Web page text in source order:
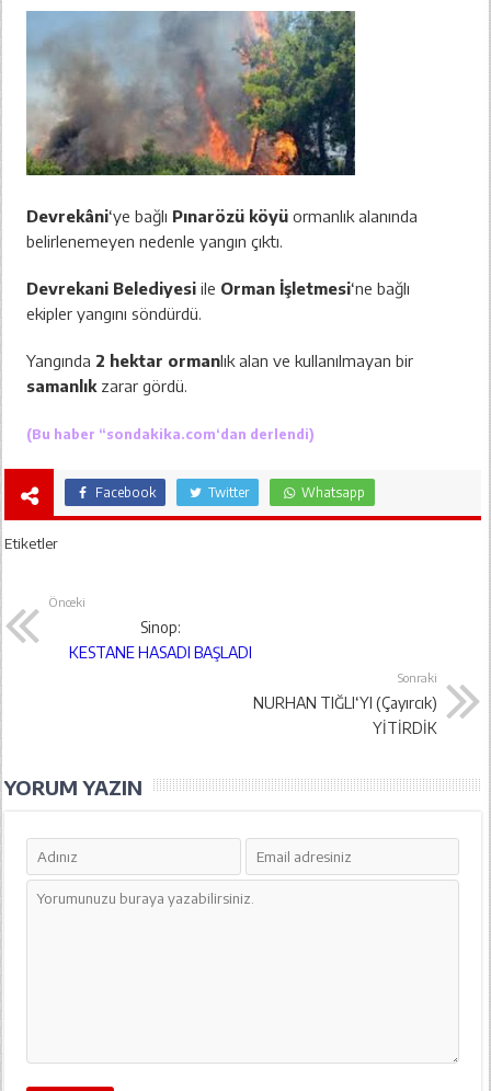
Devrekâni‘ye bağlı Pınarözü köyü ormanlık alanında
belirlenemeyen nedenle yangın çıktı.
Devrekani Belediyesi ile Orman İşletmesi‘ne bağlı
ekipler yangını söndürdü.
Yangında 2 hektar ormanlık alan ve kullanılmayan bir
samanlık zarar gördü.
(Bu haber “sondakika.com‘dan derlendi)
Facebook Twitter Whatsapp
Etiketler
Önceki
Sinop:
KESTANE HASADI BAŞLADI
Sonraki
NURHAN TIĞLI‘YI (Çayırcık)
YİTİRDİK
YORUM YAZIN